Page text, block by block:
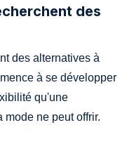
des
des alternatives à
à se développer
qu'une
mode ne peut offrir.